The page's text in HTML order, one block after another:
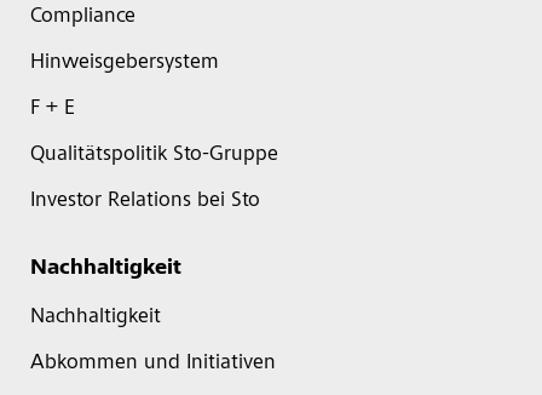
Compliance
Hinweisgebersystem
F + E
Qualitätspolitik Sto-Gruppe
Investor Relations bei Sto
Nachhaltigkeit
Nachhaltigkeit
Abkommen und Initiativen